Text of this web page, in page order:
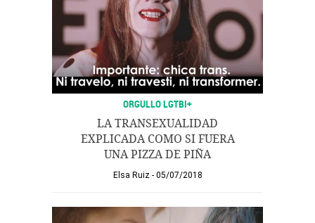
ORGULLO LGTBI+
LA TRANSEXUALIDAD
EXPLICADA COMO SI FUERA
UNA PIZZA DE PIÑA
Elsa Ruiz 05/07/2018